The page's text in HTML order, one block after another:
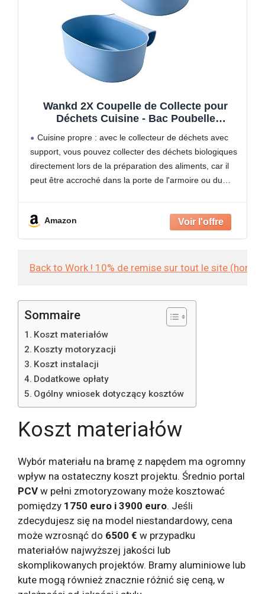
Wankd 2X Coupelle de Collecte pour
Déchets Cuisine - Bac Poubelle
Récipient à Accrocher - Meuble de
cuisine à suspendre Garbage Corbeille
Peut
Cuisine propre : avec le collecteur de déchets avec
support, vous pouvez collecter des déchets biologiques
directement lors de la préparation des aliments, car il
peut être accroché dans la porte de l'armoire ou du
Amazon
Back to Work ! 10% de remise sur tout le site (hors
Sommaire
Koszt materiałów
Koszty motoryzacji
Koszt instalacji
Dodatkowe opłaty
Ogólny wniosek dotyczący kosztów
Koszt materiałów
Wybór materiału na bramę z napędem ma ogromny
wpływ na ostateczny koszt projektu. Średnio portal
PCV w pełni zmotoryzowany może kosztować
pomiędzy 1750 euro i 3900 euro. Jeśli
zdecydujesz się na model niestandardowy, cena
może wzrosnąć do 6500 € w przypadku
materiałów najwyższej jakości lub
skomplikowanych projektów. Bramy aluminiowe lub
kute mogą również znacznie różnić się ceną, w